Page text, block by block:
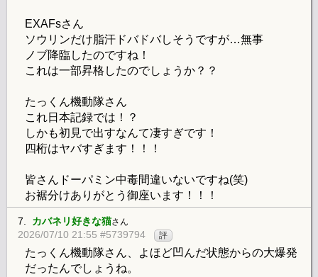
EXAFsさん
ソウリンだけ脂汗ドバドバしそうですが…無事
ノブ降臨したのですね！
これは一部昇格したのでしょうか？？
たっくん機動隊さん
これ日本記録では！？
しかも初見で出すなんて凄すぎです！
四桁はヤバすぎます！！！
皆さんドーパミン中毒間違いないですね(笑)
お裾分けありがとう御座います！！！
7. カバネリ好きな猫さん
2026/07/10 21:55 #5739794 評
たっくん機動隊さん、よほど凹んだ状態からの大爆発
だったんでしょうね。